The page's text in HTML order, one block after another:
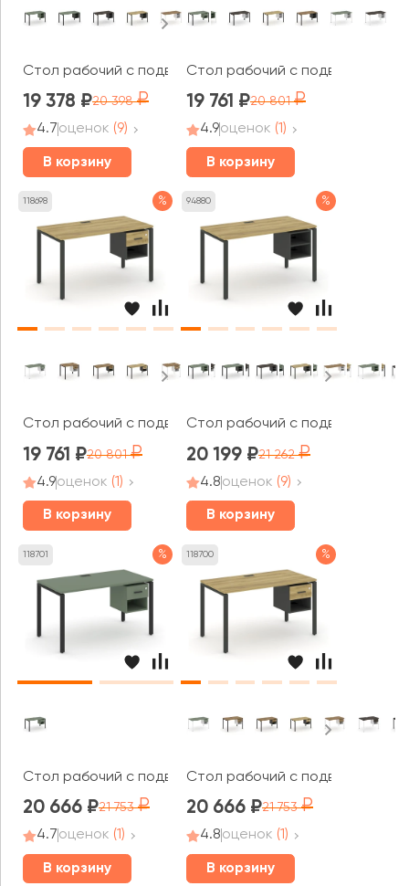
Стол рабочий с подвесной тумбой с 2 открытыми
19 378 20 398
4.7оценок (9)
В корзину
Стол рабочий с подвесной
19 761 20 801
4.9оценок (1)
В корзину
118698 %
Стол рабочий с подвесной тумбой 1 открытой нишей
19 761 20 801
4.9оценок (1)
В корзину
94880 %
Стол рабочий с подвесной
20 199 21 262
4.8оценок (9)
В корзину
118701 %
Стол рабочий с подвесной тумбой 1 открытой нишей
20 666 21 753
4.7оценок (1)
В корзину
118700 %
Стол рабочий с подвесной
20 666 21 753
4.8оценок (1)
В корзину